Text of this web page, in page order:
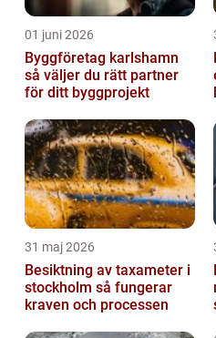
01 juni 2026
Byggföretag karlshamn
så väljer du rätt partner
för ditt byggprojekt
31 maj 2026
Besiktning av taxameter i
stockholm så fungerar
kraven och processen